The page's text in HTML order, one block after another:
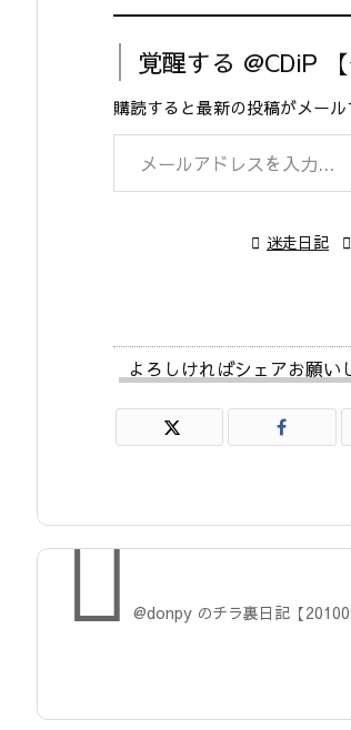
覚醒する @CDiP
購読すると最新の投稿がメール
メールアドレスを入力...
 迷走日記 
よろしければシェアお願い
@donpy のチラ裏日記【